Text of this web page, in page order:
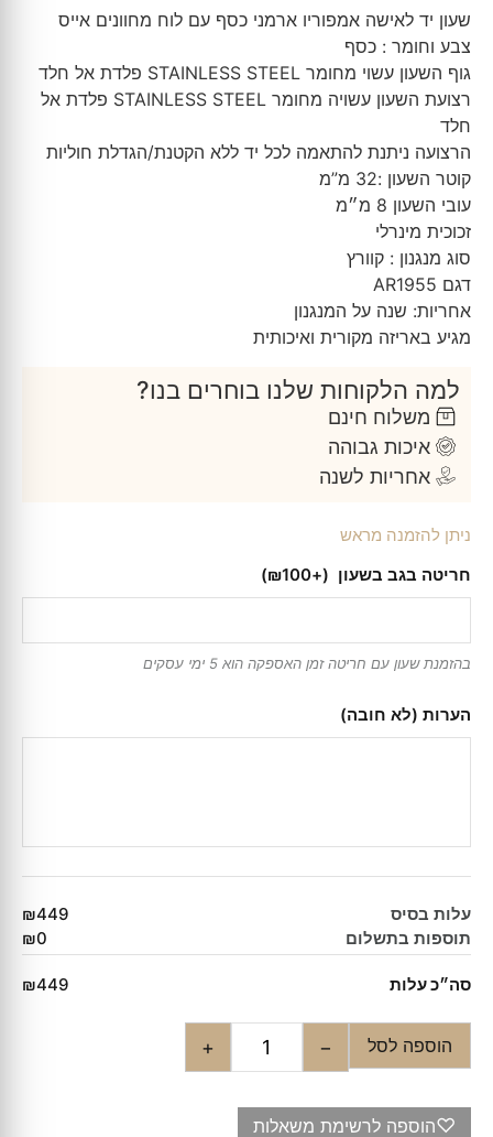
שעון יד לאישה אמפוריו ארמני כסף עם לוח מחוונים אייס
צבע וחומר : כסף
גוף השעון עשוי מחומר STAINLESS STEEL פלדת אל חלד
רצועת השעון עשויה מחומר STAINLESS STEEL פלדת אל
חלד
הרצועה ניתנת להתאמה לכל יד ללא הקטנת/הגדלת חוליות
קוטר השעון :32 מ”מ
עובי השעון 8 מ״מ
זכוכית מינרלי
סוג מנגנון : קוורץ
דגם AR1955
אחריות: שנה על המנגנון
מגיע באריזה מקורית ואיכותית
למה הלקוחות שלנו בוחרים בנו?
משלוח חינם
איכות גבוהה
אחריות לשנה
ניתן להזמנה מראש
חריטה בגב בשעון (+₪100)
בהזמנת שעון עם חריטה זמן האספקה הוא 5 ימי עסקים
הערות (לא חובה)
עלות בסיס
₪449
תוספות בתשלום
₪0
סה״כ עלות ₪449
−
+ הוספה לסל
♡הוספה לרשימת משאלות